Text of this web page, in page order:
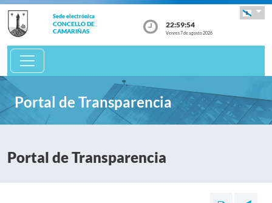
Sede electrónica
CONCELLO DE
CAMARIÑAS
22:59:54
Venres 7 de agosto 2026
Portal de Transparencia
Portal de Transparencia